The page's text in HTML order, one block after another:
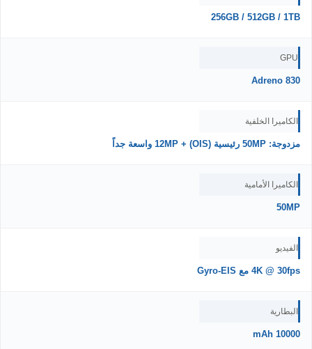
256GB / 512GB / 1TB
GPU
Adreno 830
الكاميرا الخلفية
مزدوجة: 50MP رئيسية (OIS) + 12MP واسعة جداً
الكاميرا الأمامية
50MP
الفيديو
4K @ 30fps مع Gyro-EIS
البطارية
10000 mAh